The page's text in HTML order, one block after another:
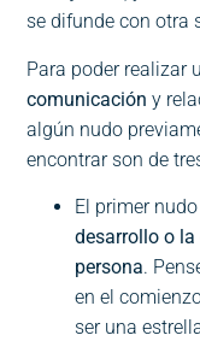
se difunde con otra
Para poder realizar
comunicación y
algún nudo
encontrar son de
El primer nudo
desarrollo o
persona.
en el
ser una